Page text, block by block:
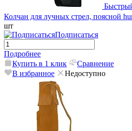
Колчан для лучных стрел, поясной
шт
Подписаться
Подробнее
Купить в 1 клик
Сравнение
В избранное
Недоступно